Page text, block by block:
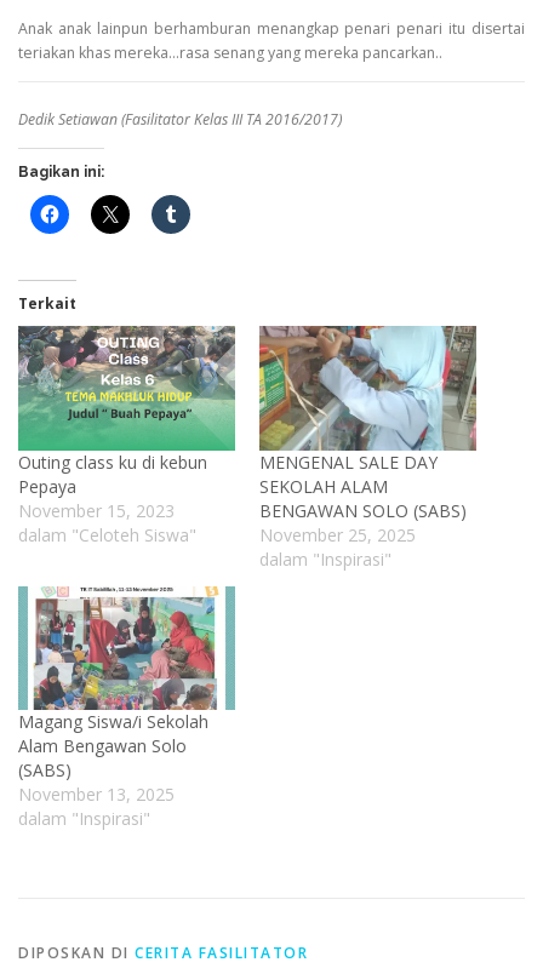
Anak anak lainpun berhamburan menangkap penari penari itu disertai
teriakan khas mereka…rasa senang yang mereka pancarkan..
Dedik Setiawan (Fasilitator Kelas III TA 2016/2017)
Bagikan ini:
Terkait
Outing class ku di kebun
Pepaya
November 15, 2023
dalam "Celoteh Siswa"
MENGENAL SALE DAY
SEKOLAH ALAM
BENGAWAN SOLO (SABS)
November 25, 2025
dalam "Inspirasi"
Magang Siswa/i Sekolah
Alam Bengawan Solo
(SABS)
November 13, 2025
dalam "Inspirasi"
DIPOSKAN DI CERITA FASILITATOR